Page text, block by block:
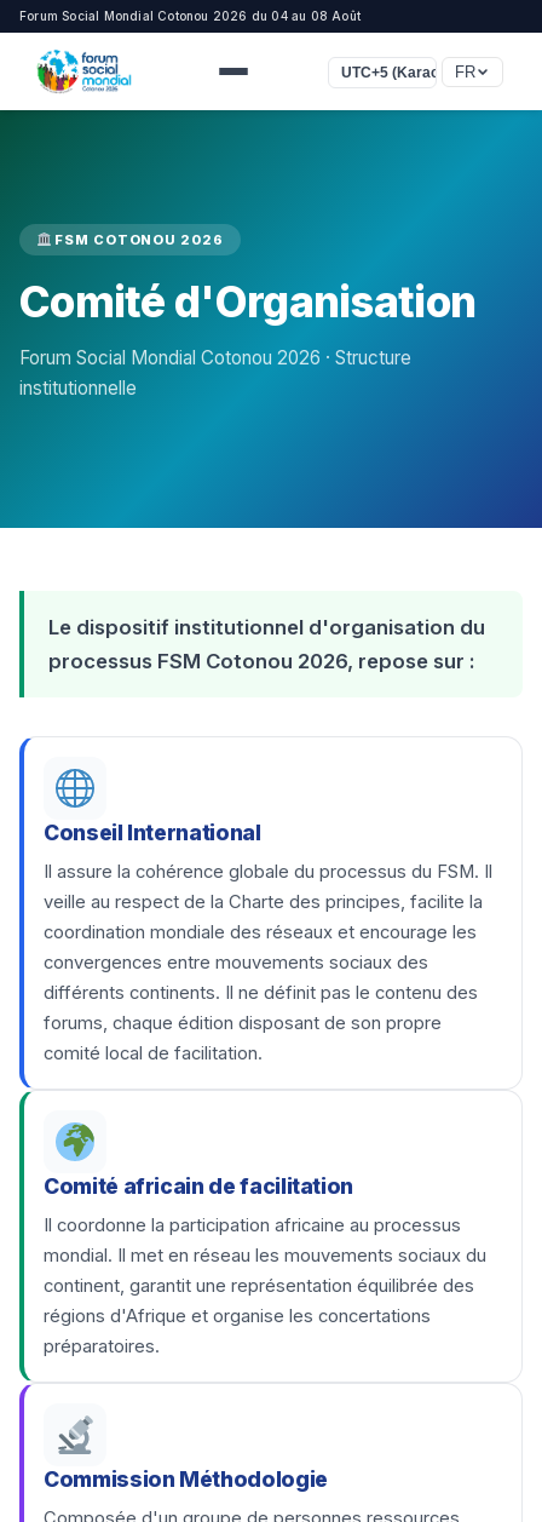
Forum Social Mondial Cotonou 2026 du 04 au 08 Août
UTC+5 (Karachi) FR
FSM COTONOU 2026
Comité d'Organisation
Forum Social Mondial Cotonou 2026 · Structure
institutionnelle
Le dispositif institutionnel d'organisation du
processus FSM Cotonou 2026, repose sur :
Conseil International
Il assure la cohérence globale du processus du FSM. Il
veille au respect de la Charte des principes, facilite la
coordination mondiale des réseaux et encourage les
convergences entre mouvements sociaux des
différents continents. Il ne définit pas le contenu des
forums, chaque édition disposant de son propre
comité local de facilitation.
Comité africain de facilitation
Il coordonne la participation africaine au processus
mondial. Il met en réseau les mouvements sociaux du
continent, garantit une représentation équilibrée des
régions d'Afrique et organise les concertations
préparatoires.
Commission Méthodologie